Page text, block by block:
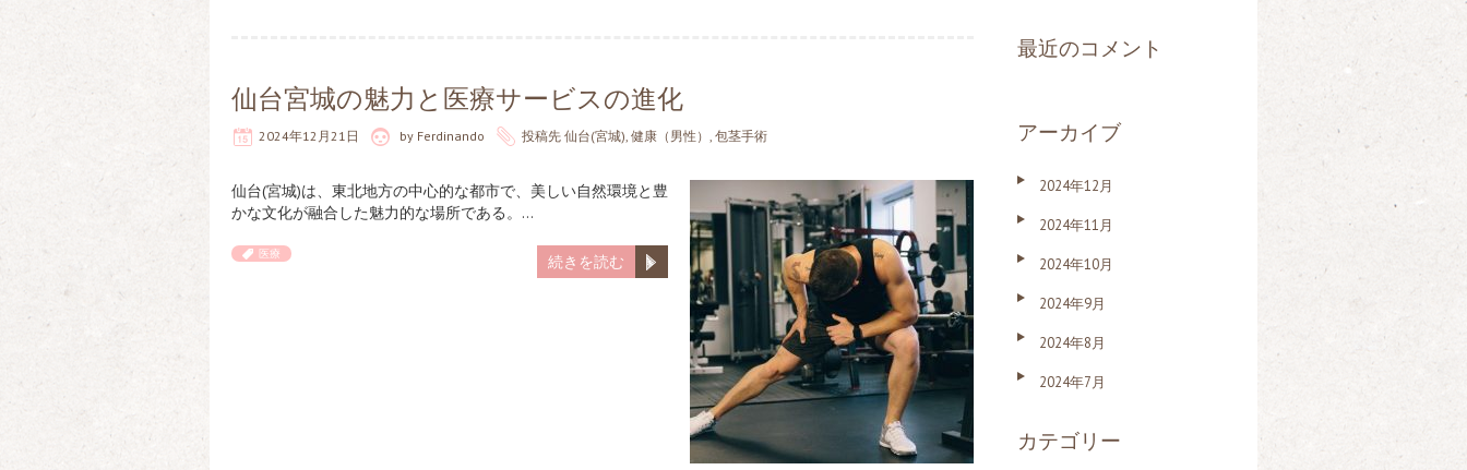
仙台宮城の魅力と医療サービスの進化
2024年12月21日 by Ferdinando 投稿先 仙台(宮城) 健康（男性） 包茎手術
仙台(宮城)は、東北地方の中心的な都市で、美しい自然環境と豊
かな文化が融合した魅力的な場所である。…
続きを読む
医療
最近のコメント
アーカイブ
2024年12月
2024年11月
2024年10月
2024年9月
2024年8月
2024年7月
カテゴリー